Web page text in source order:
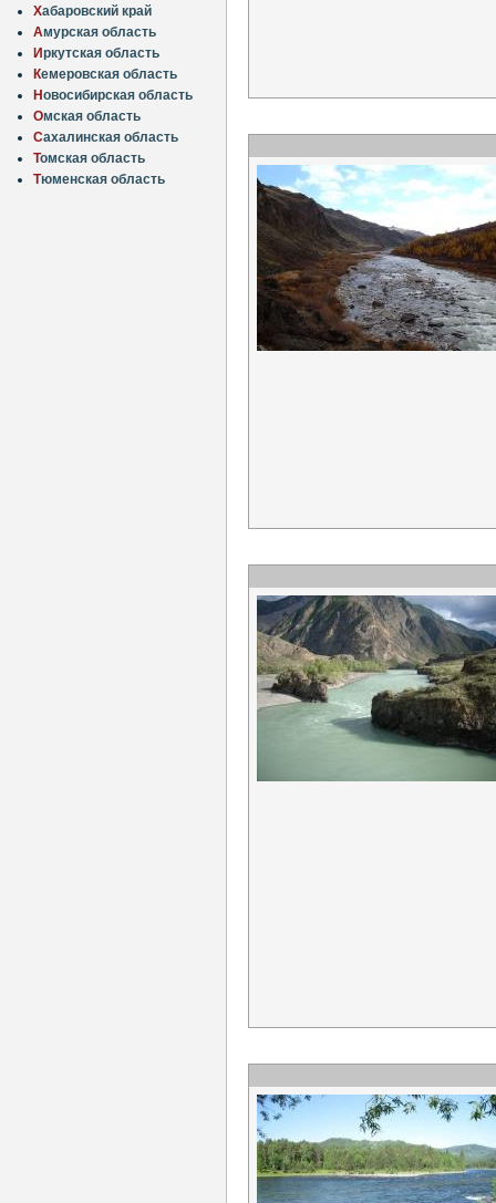
Хабаровский край
Амурская область
Иркутская область
Кемеровская область
Новосибирская область
Омская область
Сахалинская область
Томская область
Тюменская область